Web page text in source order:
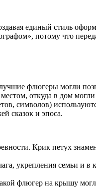
единый стиль
потому что
флюгеры могли
откуда в дом
символов)
сказок и эпоса.
Крик петух
укрепления семьи и в
флюгер на крышу